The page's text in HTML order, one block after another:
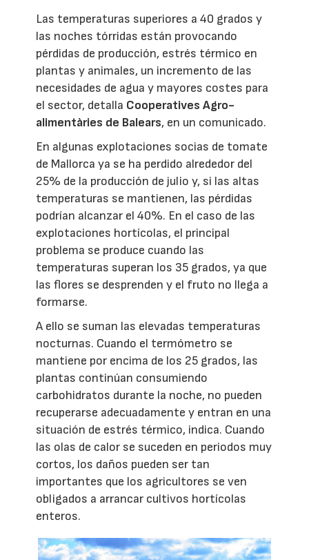
Las temperaturas superiores a 40 grados y
las noches tórridas están provocando
pérdidas de producción, estrés térmico en
plantas y animales, un incremento de las
necesidades de agua y mayores costes para
el sector, detalla Cooperatives Agro-
alimentàries de Balears, en un comunicado.
En algunas explotaciones socias de tomate
de Mallorca ya se ha perdido alrededor del
25% de la producción de julio y, si las altas
temperaturas se mantienen, las pérdidas
podrían alcanzar el 40%. En el caso de las
explotaciones hortícolas, el principal
problema se produce cuando las
temperaturas superan los 35 grados, ya que
las flores se desprenden y el fruto no llega a
formarse.
A ello se suman las elevadas temperaturas
nocturnas. Cuando el termómetro se
mantiene por encima de los 25 grados, las
plantas continúan consumiendo
carbohidratos durante la noche, no pueden
recuperarse adecuadamente y entran en una
situación de estrés térmico, indica. Cuando
las olas de calor se suceden en periodos muy
cortos, los daños pueden ser tan
importantes que los agricultores se ven
obligados a arrancar cultivos hortícolas
enteros.